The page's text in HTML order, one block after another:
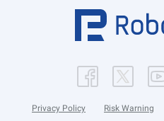
Privacy Policy Risk Warning